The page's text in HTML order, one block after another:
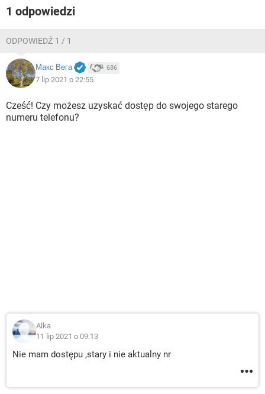
1 odpowiedzi
ODPOWIEDŹ 1 / 1
Макс Вега 686
7 lip 2021 o 22:55
Cześć! Czy możesz uzyskać dostęp do swojego starego
numeru telefonu?
Alka
11 lip 2021 o 09:13
Nie mam dostępu ,stary i nie aktualny nr